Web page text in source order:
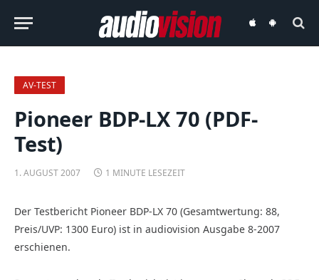
audiovisionaudiovision
AV-TEST
Pioneer BDP-LX 70 (PDF-
Test)
1. AUGUST 2007 1 MINUTE LESEZEIT
Der Testbericht Pioneer BDP-LX 70 (Gesamtwertung: 88,
Preis/UVP: 1300 Euro) ist in audiovision Ausgabe 8-2007
erschienen.